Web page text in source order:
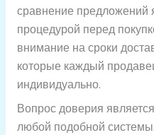
сравнение предложений
процедурой перед
внимание на сроки
которые каждый
индивидуально.
Вопрос доверия
любой подобной